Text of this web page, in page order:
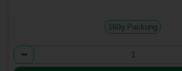
160g Packung
Anzahl